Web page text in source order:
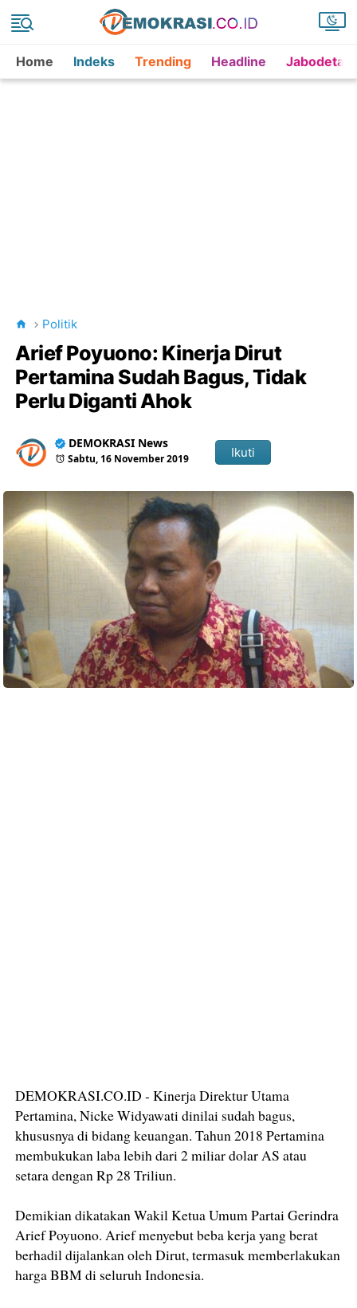
Home Indeks Trending Headline
Politik
Arief Poyuono: Kinerja Dirut
Pertamina Sudah Bagus, Tidak
Perlu Diganti Ahok
DEMOKRASI News
Sabtu, 16 November 2019 Ikuti
DEMOKRASI.CO.ID - Kinerja Direktur Utama
Pertamina, Nicke Widyawati dinilai sudah bagus,
khususnya di bidang keuangan. Tahun 2018 Pertamina
membukukan laba lebih dari 2 miliar dolar AS atau
setara dengan Rp 28 Triliun.
Demikian dikatakan Wakil Ketua Umum Partai Gerindra
Arief Poyuono. Arief menyebut beba kerja yang berat
berhadil dijalankan oleh Dirut, termasuk memberlakukan
harga BBM di seluruh Indonesia.